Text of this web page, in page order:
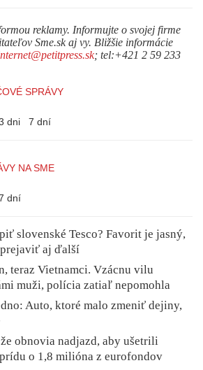
reklamy. Informujte o svojej firme
Sme.sk aj vy. Bližšie informácie
; tel:+421 2 59 233
SPRÁVY
dni 7 dní
NA SME
dní
slovenské Tesco? Favorit je jasný,
aj ďalší
teraz Vietnamci. Vzácnu vilu
muži, polícia zatiaľ nepomohla
Auto, ktoré malo zmeniť dejiny,
obnovia nadjazd, aby ušetrili
o 1,8 milióna z eurofondov